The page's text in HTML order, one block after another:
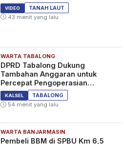
VIDEO
TANAH LAUT
43 menit yang lalu
WARTA TABALONG
DPRD Tabalong Dukung
Tambahan Anggaran untuk
Percepat Pengoperasian
Bandara Warukin
KALSEL
TABALONG
54 menit yang lalu
WARTA BANJARMASIN
Pembeli BBM di SPBU Km 6,5